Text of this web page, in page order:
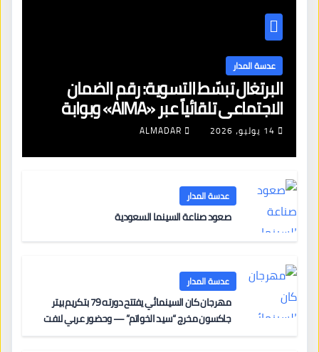
عدسة المدار
البرتغال تبسّط التسوية: رقم الضمان
الاجتماعي تلقائياً عبر «AIMA» وبوابة
جديدة لتجديد الإقامات
14 يوليو، 2026 ALMADAR
عدسة المدار
صعود صناعة السينما السعودية
عدسة المدار
مهرجان كان السينمائي يفتتح دورته 79 بتكريم بيتر
جاكسون مخرج “سيد الخواتم” — وحضور عربي لافت